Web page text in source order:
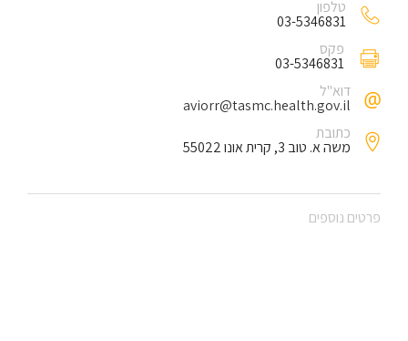
טלפון
03-5346831
פקס
03-5346831
דוא"ל
aviorr@tasmc.health.gov.il
כתובת
משה א. טוב 3, קרית אונו 55022
פרטים נוספים